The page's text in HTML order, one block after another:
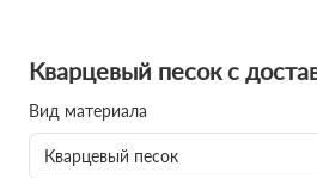
Кварцевый песок с
Вид материала
Кварцевый песок